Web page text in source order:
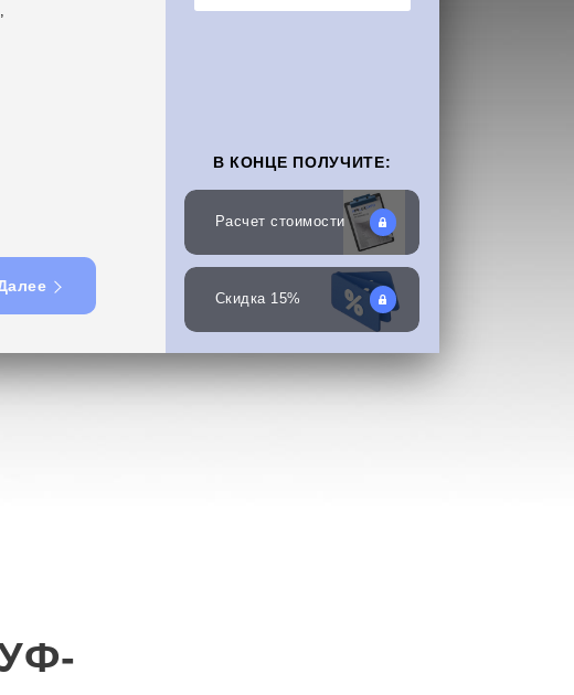
В КОНЦЕ ПОЛУЧИТЕ:
Расчет стоимости
Скидка 15%